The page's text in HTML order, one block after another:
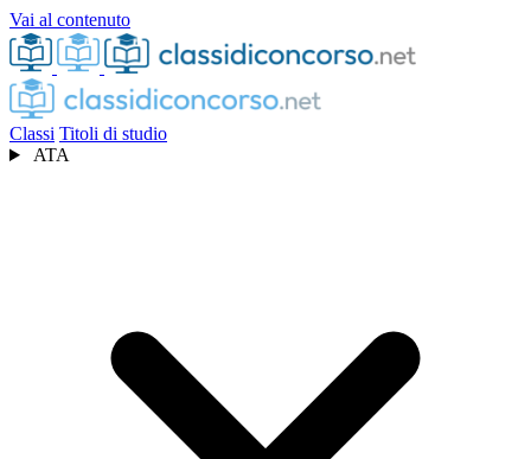
Vai al contenuto
Classi Titoli di studio
ATA